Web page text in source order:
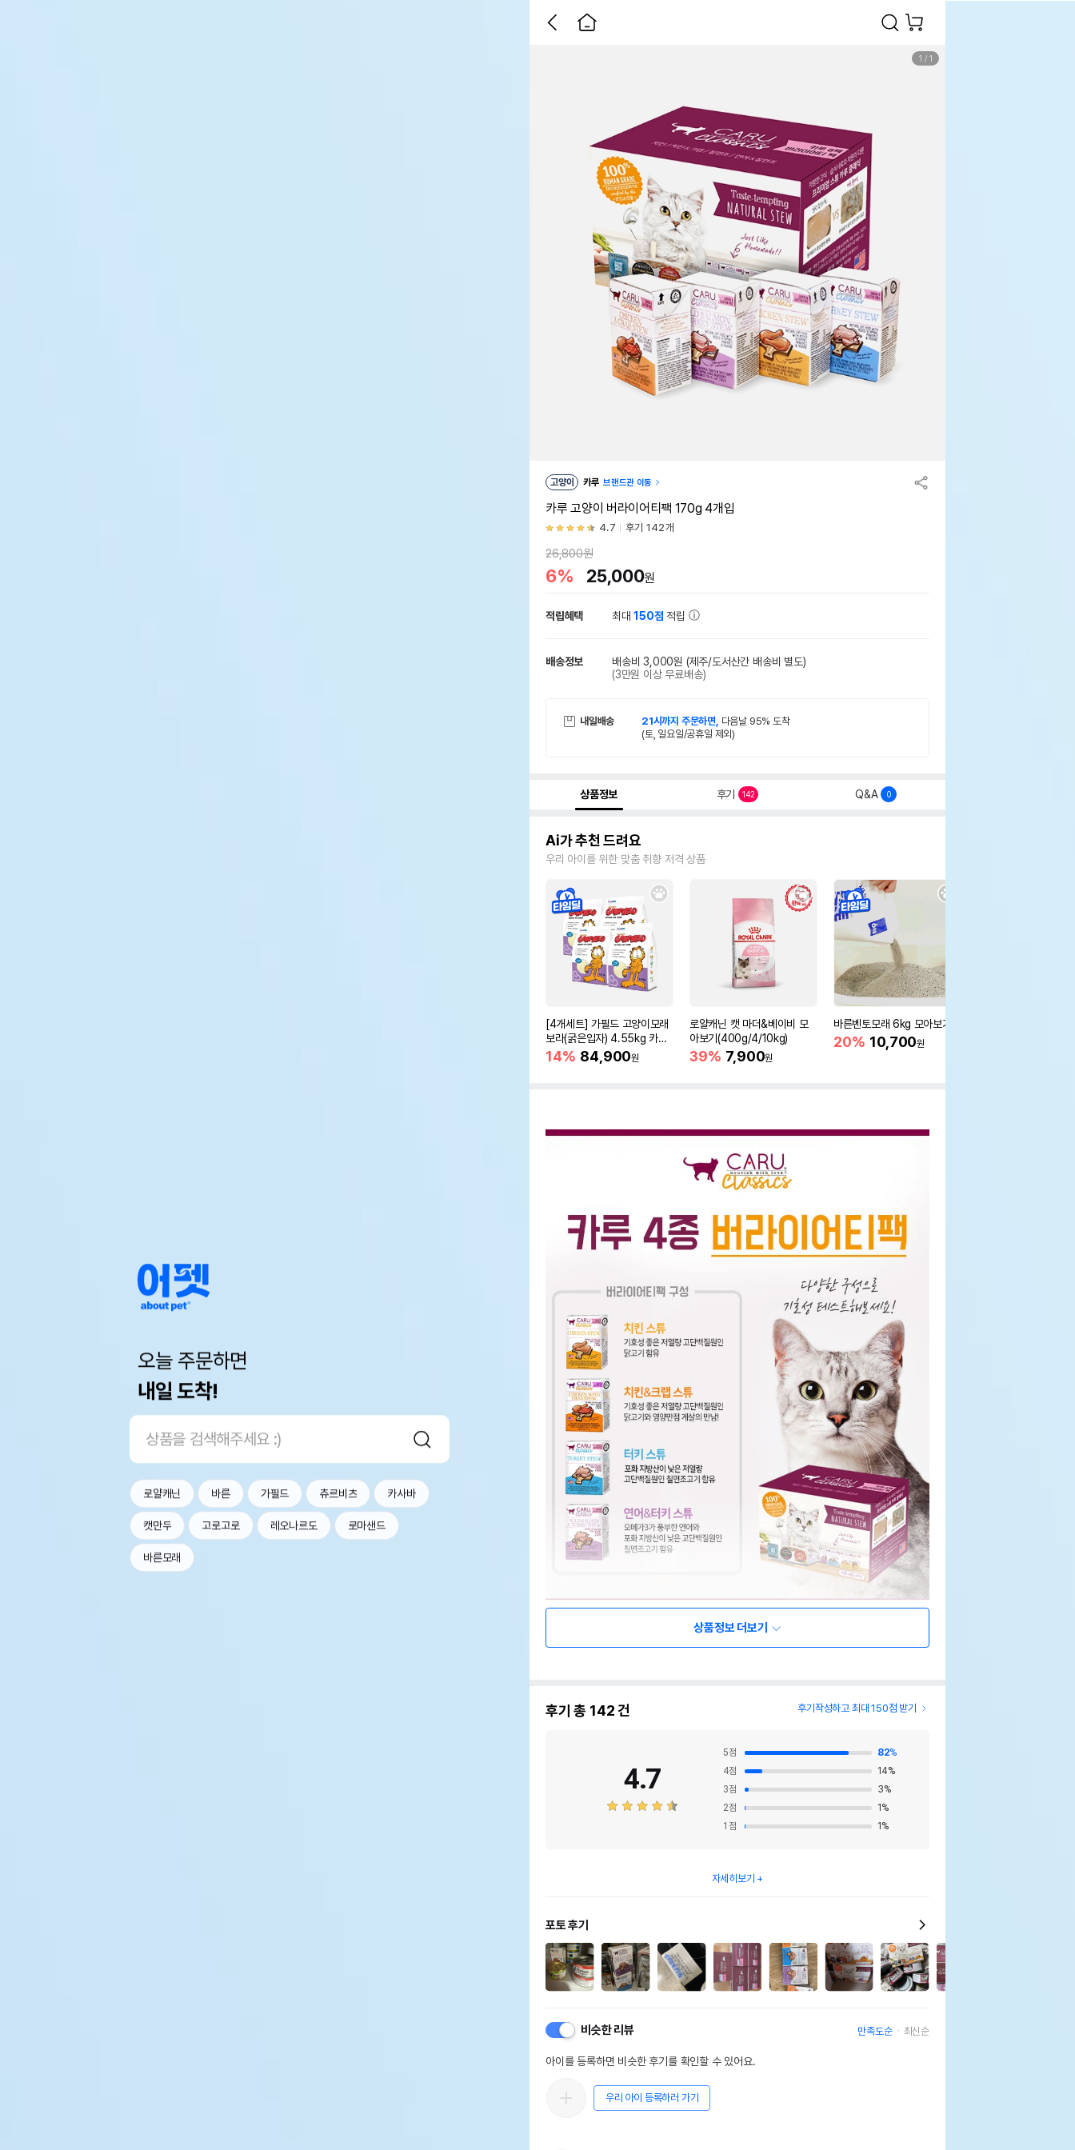
오늘 주문하면
내일 도착!
로얄캐닌 바른 가필드 츄르비츠 카사바
캣만두 고로고로 레오나르도 로마샌드
바른모래
1 / 1
고양이 카루 브랜드관 이동
카루 고양이 버라이어티팩 170g 4개입
4.7 후기 142개
26,800원
6% 25,000원
적립혜택 최대150점 적립
배송정보 배송비 3,000원 (제주/도서산간 배송비 별도)
(3만원 이상 무료배송)
내일배송 21시까지 주문하면, 다음날 95% 도착
(토, 일요일/공휴일 제외)
상품정보 후기 142 Q&A 0
Ai가 추천 드려요
우리 아이를 위한 맞춤 취향 저격 상품
[4개세트] 가필드 고양이모래
보라(굵은입자) 4.55kg 카사
바모래
14% 84,900원
로얄캐닌 캣 마더&베이비 모
아보기(400g/4/10kg)
39% 7,900원
바른벤토모래 6kg 모아보기
20% 10,700원
상품정보 더보기
후기 총 142건 후기작성하고 최대 150점 받기
4.7
5점 82%
4점 14%
3점 3%
2점 1 %
1 점 1 %
자세히보기
포토 후기
비슷한 리뷰 만족도순 최신순
아이를 등록하면 비슷한 후기를 확인할 수 있어요.
우리 아이 등록하러 가기